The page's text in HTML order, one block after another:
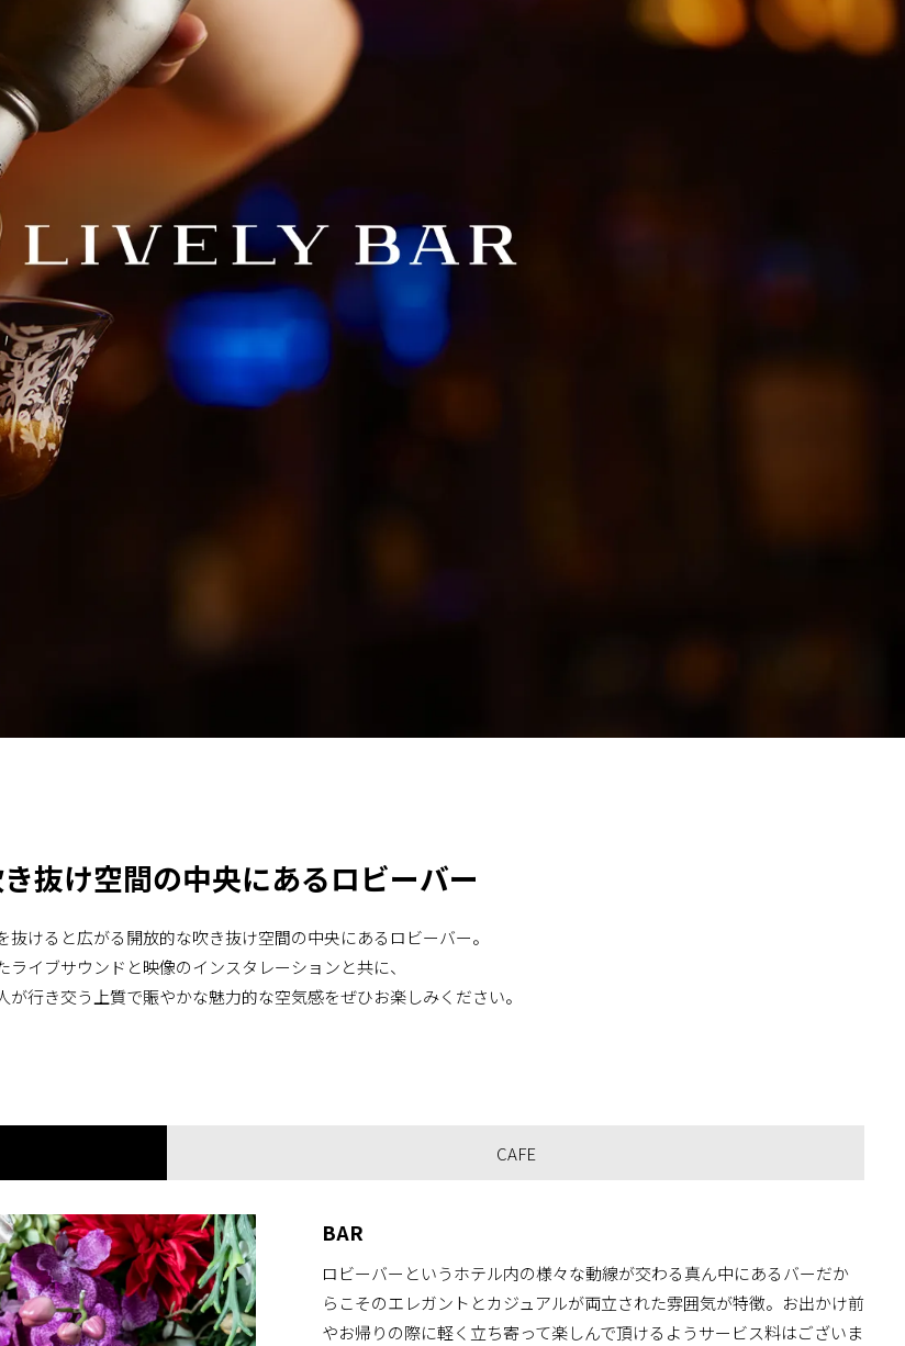
抜け空間の中央にあるロビーバー
抜けると広がる開放的な吹き抜け空間の中央にあるロビーバー。
ライブサウンドと映像のインスタレーションと共に、
が行き交う上質で賑やかな魅力的な空気感をぜひお楽しみください。
CAFE
BAR
ロビーバーというホテル内の様々な動線が交わる真ん中にあるバーだか
らこそのエレガントとカジュアルが両立された雰囲気が特徴。お出かけ前
やお帰りの際に軽く立ち寄って楽しんで頂けるようサービス料はございま